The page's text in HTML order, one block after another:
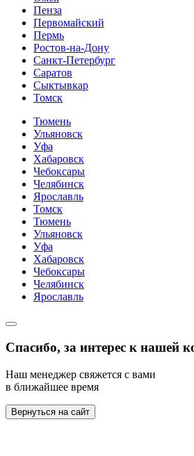
Пенза
Первомайский
Пермь
Ростов-на-Дону
Санкт-Петербург
Саратов
Сыктывкар
Томск
Тюмень
Ульяновск
Уфа
Хабаровск
Чебоксары
Челябинск
Ярославль
Томск
Тюмень
Ульяновск
Уфа
Хабаровск
Чебоксары
Челябинск
Ярославль
Спасибо, за интерес к нашей
Наш менеджер свяжется с вами
в ближайшее время
Вернуться на сайт